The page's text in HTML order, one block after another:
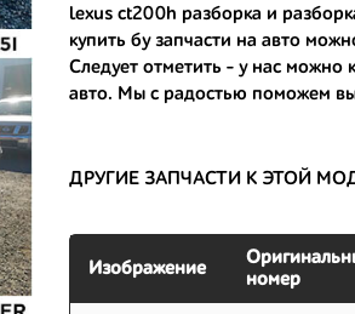
- имеют большой запас прочности и
lexus ct200h разборка и
купить бу запчасти на авто
Следует отметить - у нас можно
авто. Мы с радостью поможем
ДРУГИЕ ЗАПЧАСТИ К ЭТОЙ
Изображение
номер